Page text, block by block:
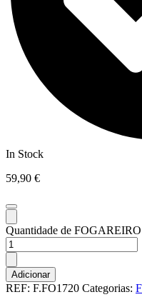
In Stock
59,90 €
Quantidade de
Adicionar
REF: F.FO1720 Categorias: